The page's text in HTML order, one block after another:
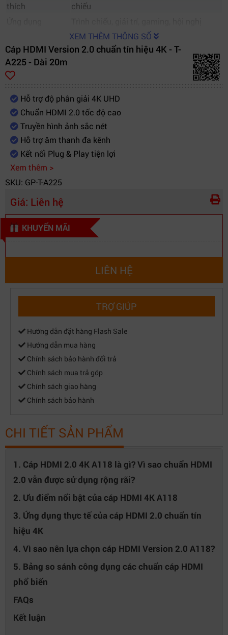
thích
chiếu
XEM THÊM THÔNG SỐ
Cáp HDMI Version 2.0 chuẩn tín hiệu 4K - T-
A225 - Dài 20m
Hỗ trợ độ phân giải 4K UHD
Chuẩn HDMI 2.0 tốc độ cao
Truyền hình ảnh sắc nét
Hỗ trợ âm thanh đa kênh
Kết nối Plug & Play tiện lợi
Xem thêm >
SKU: GP-T-A225
Giá: Liên hệ
KHUYẾN MÃI
LIÊN HỆ
TRỢ GIÚP
Hướng dẫn đặt hàng Flash Sale
Hướng dẫn mua hàng
Chính sách bảo hành đổi trả
Chính sách mua trả góp
Chính sách giao hàng
Chính sách bảo hành
CHI TIẾT SẢN PHẨM
1. Cáp HDMI 2.0 4K A118 là gì? Vì sao chuẩn HDMI
2.0 vẫn được sử dụng rộng rãi?
2. Ưu điểm nổi bật của cáp HDMI 4K A118
3. Ứng dụng thực tế của cáp HDMI 2.0 chuẩn tín
hiệu 4K
4. Vì sao nên lựa chọn cáp HDMI Version 2.0 A118?
5. Bảng so sánh công dụng các chuẩn cáp HDMI
phổ biến
FAQs
Kết luận